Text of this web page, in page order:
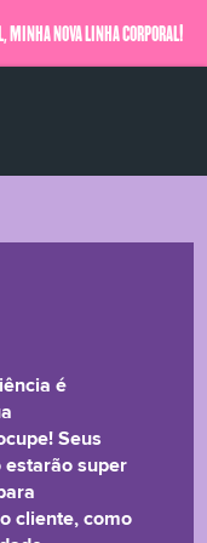
MINHA NOVA LINHA CORPORAL!
testada e livre de
é
Seus
estarão super
cliente, como